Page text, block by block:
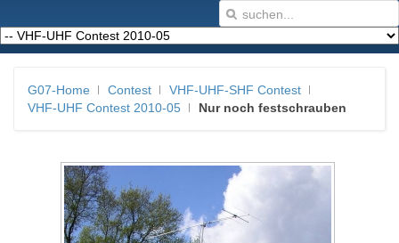
G07-Home Contest
VHF-UHF-SHF Contest
VHF-UHF Contest 2010-05
Nur noch festschrauben